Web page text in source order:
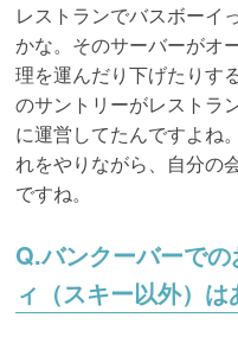
レストランでバスボーイ
かな。そのサーバーがオ
理を運んだり下げたりす
のサントリーがレストラ
に運営してたんですよね
れをやりながら、自分の
ですね。
Q.バンクーバーで
ィ（スキー以外）は